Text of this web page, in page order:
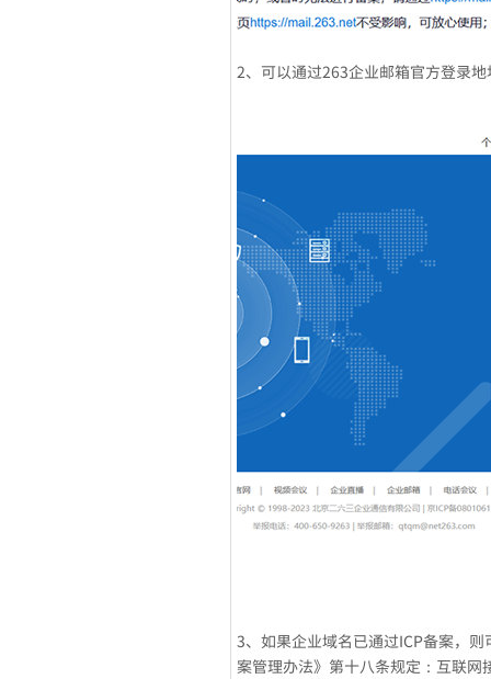
2、可以通过263企业邮箱官方登录
3、如果企业域名已通过ICP备案，
案管理办法》第十八条规定：互联